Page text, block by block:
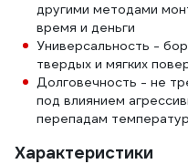
другими методами
время и деньги
Универсальность -
твердых и мягких
Долговечность - не
под влиянием
перепадам
Характеристики